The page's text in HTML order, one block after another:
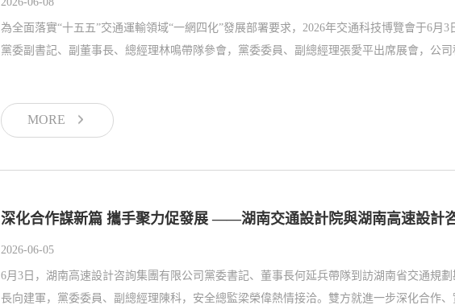
為全面落實“十五五”交通運輸領域“一網四化”發展部署要求，2026年交通科技博覽會于6
黨委副書記、副董事長、總經理林鳴帶隊參會，黨委委員、副總經理張愛平出席展會，公
MORE
深化合作謀新篇 攜手聚力促發展 ——湖南交通設計院與湖南高速設計
2026-06-05
6月3日，湖南高速設計咨詢集團有限公司黨委書記、董事長何延兵帶隊到訪湖南省交通規